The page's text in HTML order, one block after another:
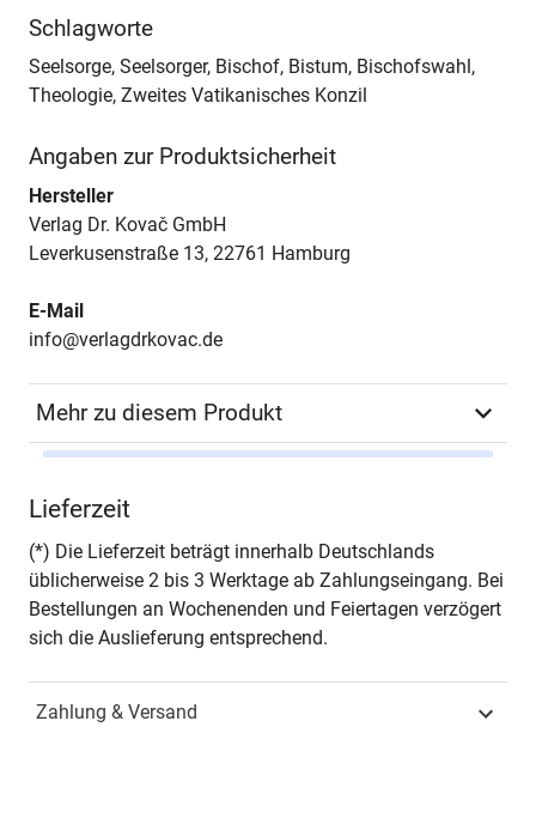
Schlagworte
Seelsorge, Seelsorger, Bischof, Bistum, Bischofswahl,
Theologie, Zweites Vatikanisches Konzil
Angaben zur Produktsicherheit
Hersteller
Verlag Dr. Kovač GmbH
Leverkusenstraße 13, 22761 Hamburg
E-Mail
info@verlagdrkovac.de
Mehr zu diesem Produkt
Seiten
Jahr Hamburg 2006
Schriftenreihe
Lieferzeit
(*) Die Lieferzeit beträgt innerhalb Deutschlands
üblicherweise 2 bis 3 Werktage ab Zahlungseingang. Bei
Bestellungen an Wochenenden und Feiertagen verzögert
sich die Auslieferung entsprechend.
Zahlung & Versand